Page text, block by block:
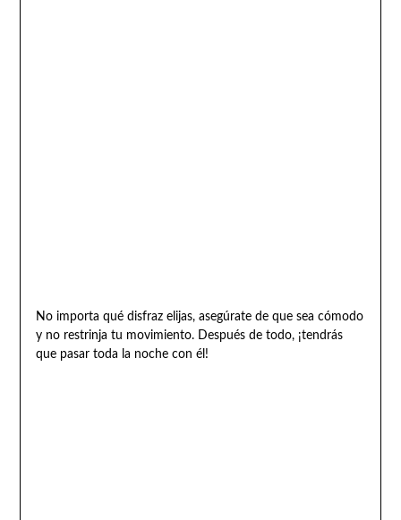
No importa qué disfraz elijas, asegúrate de que sea cómodo
y no restrinja tu movimiento. Después de todo, ¡tendrás
que pasar toda la noche con él!